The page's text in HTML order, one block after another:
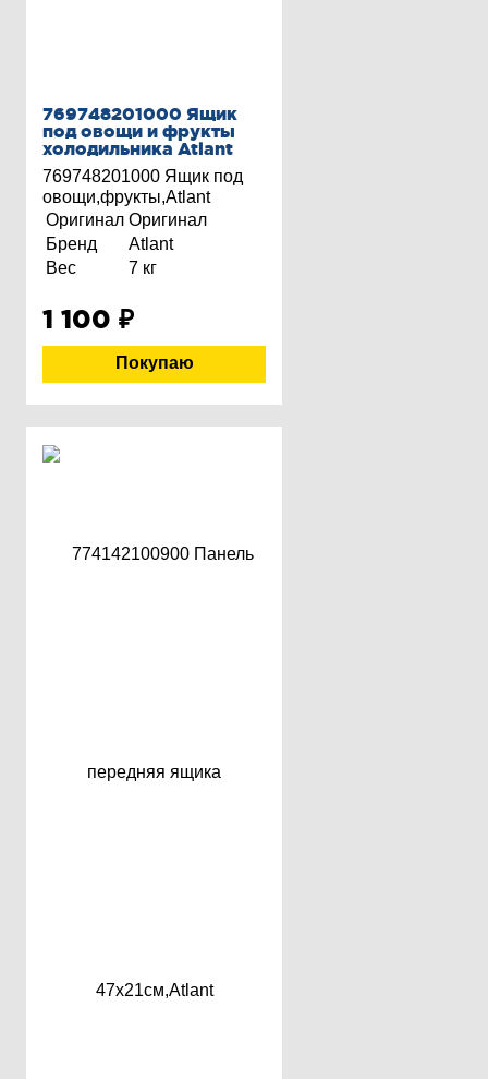
769748201000 Ящик
под овощи и фрукты
холодильника Atlant
769748201000 Ящик под
овощи,фрукты,Atlant
Оригинал Оригинал
Бренд
Atlant
Вес
7 кг
1 100 ₽